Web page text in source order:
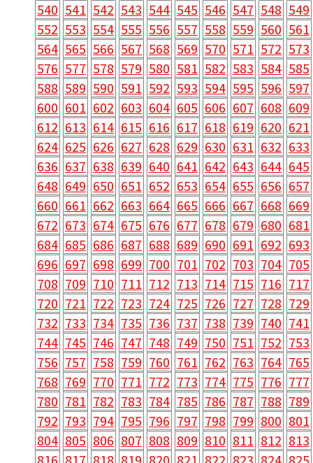
540 541 542 543 544 545 546 547 548 549
552 553 554 555 556 557 558 559 560 561
564 565 566 567 568 569 570 571 572 573
576 577 578 579 580 581 582 583 584 585
588 589 590 591 592 593 594 595 596 597
600 601 602 603 604 605 606 607 608 609
612 613 614 615 616 617 618 619 620 621
624 625 626 627 628 629 630 631 632 633
636 637 638 639 640 641 642 643 644 645
648 649 650 651 652 653 654 655 656 657
660 661 662 663 664 665 666 667 668 669
672 673 674 675 676 677 678 679 680 681
684 685 686 687 688 689 690 691 692 693
696 697 698 699 700 701 702 703 704 705
708 709 710 711 712 713 714 715 716 717
720 721 722 723 724 725 726 727 728 729
732 733 734 735 736 737 738 739 740 741
744 745 746 747 748 749 750 751 752 753
756 757 758 759 760 761 762 763 764 765
768 769 770 771 772 773 774 775 776 777
780 781 782 783 784 785 786 787 788 789
792 793 794 795 796 797 798 799 800 801
804 805 806 807 808 809 810 811 812 813